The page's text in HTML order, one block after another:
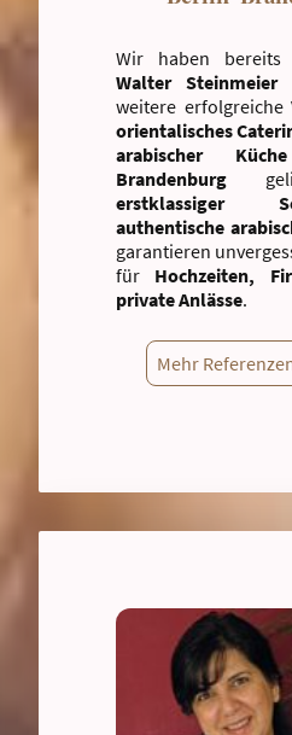
Wir haben
Walter Steinmeier
weitere erfolgreiche
orientalisches
arabischer Küche
Brandenburg
erstklassiger
authentische
garantieren
für Hochzeiten,
private Anlässe.
Mehr